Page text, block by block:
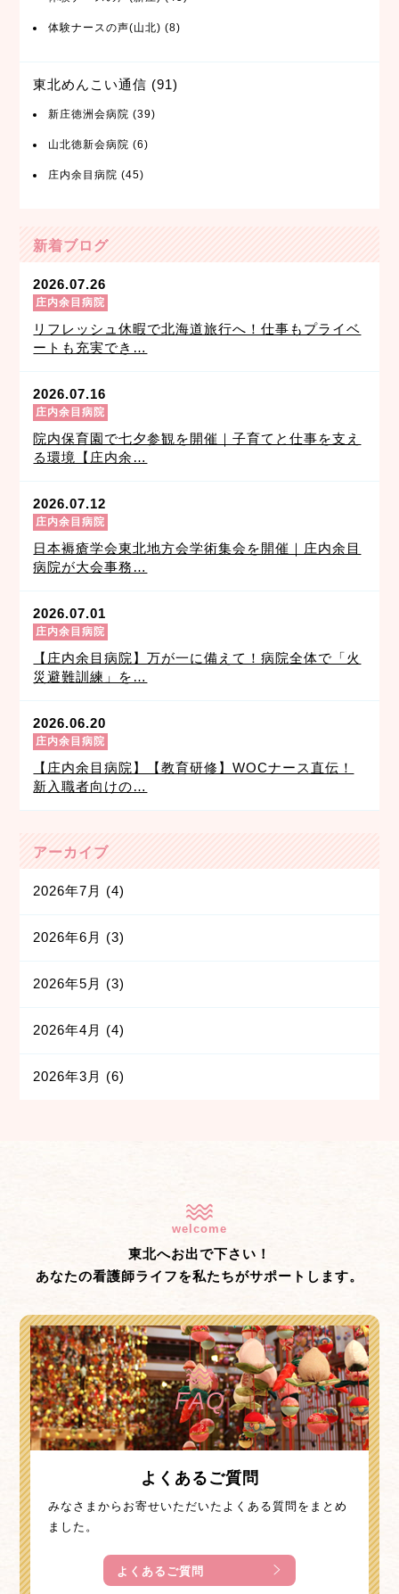
体験ナースの声(山北) (8)
東北めんこい通信 (91)
新庄徳洲会病院 (39)
山北徳新会病院 (6)
庄内余目病院 (45)
新着ブログ
2026.07.26
庄内余目病院
リフレッシュ休暇で北海道旅行へ！仕事もプライベ
ートも充実でき…
2026.07.16
庄内余目病院
院内保育園で七夕参観を開催｜子育てと仕事を支え
る環境【庄内余…
2026.07.12
庄内余目病院
日本褥瘡学会東北地方会学術集会を開催｜庄内余目
病院が大会事務…
2026.07.01
庄内余目病院
【庄内余目病院】万が一に備えて！病院全体で「火
災避難訓練」を…
2026.06.20
庄内余目病院
【庄内余目病院】【教育研修】WOCナース直伝！
新入職者向けの…
アーカイブ
2026年7月 (4)
2026年6月 (3)
2026年5月 (3)
2026年4月 (4)
2026年3月 (6)
welcome
東北へお出で下さい！
あなたの看護師ライフを私たちがサポートします。
FAQ
よくあるご質問
みなさまからお寄せいただいたよくある質問をまとめ
ました。
よくあるご質問